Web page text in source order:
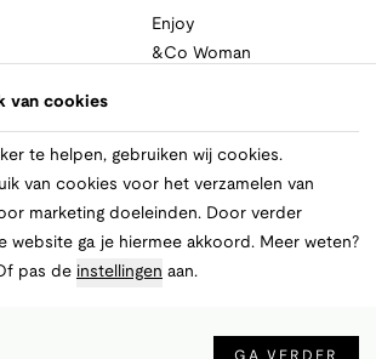
Enjoy
&Co Woman
van cookies
te helpen, gebruiken wij cookies.
van cookies voor het verzamelen van
marketing doeleinden. Door verder
website ga je hiermee akkoord. Meer weten?
pas de instellingen aan.
GA VERDER